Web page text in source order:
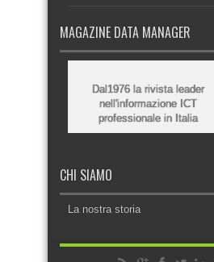
MAGAZINE DATA MANAGER
Dal1976 la rivista leader
nell'informazione ICT
professionale in Italia
CHI SIAMO
La nostra storia